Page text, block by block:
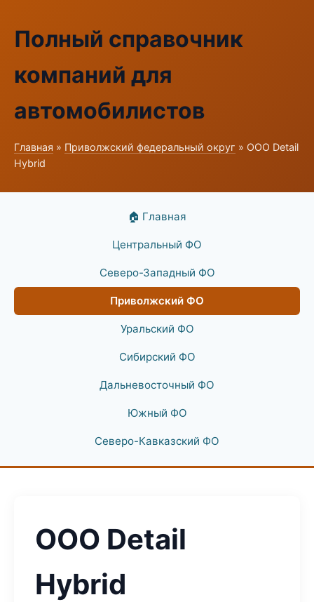
Полный справочник
компаний для
автомобилистов
Главная » Приволжский федеральный округ » ООО Detail
Hybrid
🏠 Главная
Центральный ФО
Северо-Западный ФО
Приволжский ФО
Уральский ФО
Сибирский ФО
Дальневосточный ФО
Южный ФО
Северо-Кавказский ФО
ООО Detail
Hybrid